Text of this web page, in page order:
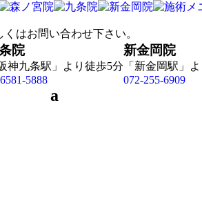
院
神九条駅」より徒歩5分
5888
新金岡院
「新金岡駅」
072-255-6909
a